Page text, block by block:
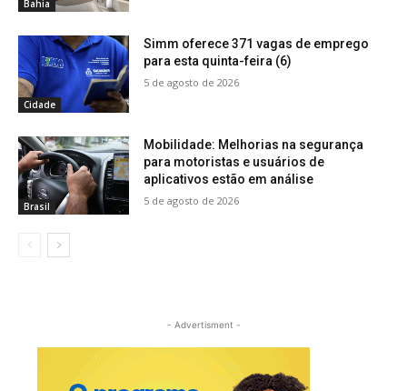
Bahia
Cidade
Simm oferece 371 vagas de emprego
para esta quinta-feira (6)
5 de agosto de 2026
Brasil
Mobilidade: Melhorias na segurança
para motoristas e usuários de
aplicativos estão em análise
5 de agosto de 2026
- Advertisment -